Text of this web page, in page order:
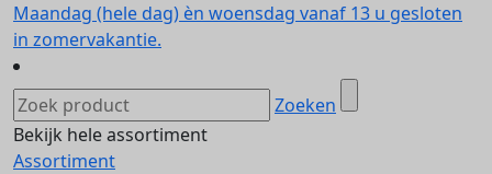
Maandag (hele dag) èn woensdag vanaf 13 u gesloten
in zomervakantie.
Zoeken
Bekijk hele assortiment
Assortiment